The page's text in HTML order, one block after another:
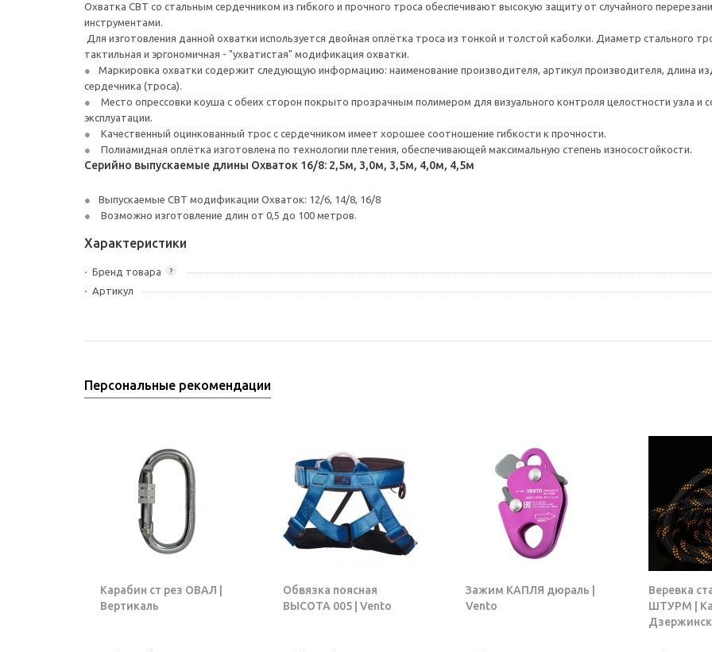
Охватка СВТ со стальным сердечником из гибкого и прочного троса обеспечивают высокую защиту от случайного
инструментами.
Для изготовления данной охватки используется двойная оплётка троса из тонкой и толстой каболки. Диаметр стального
тактильная и эргономичная - "ухватистая" модификация охватки.
Маркировка охватки содержит следующую информацию: наименование производителя, артикул производителя, длина
сердечника (троса).
Место опрессовки коуша с обеих сторон покрыто прозрачным полимером для визуального контроля целостности узла и
эксплуатации.
Качественный оцинкованный трос с сердечником имеет хорошее соотношение гибкости к прочности.
Полиамидная оплётка изготовлена по технологии плетения, обеспечивающей максимальную степень износостойкости.
Серийно выпускаемые длины Охваток 16/8: 2,5м, 3,0м, 3,5м, 4,0м, 4,5м
Выпускаемые СВТ модификации Охваток: 12/6, 14/8, 16/8
Возможно изготовление длин от 0,5 до 100 метров.
Характеристики
?
Бренд товара
Артикул
Персональные рекомендации
Карабин ст рез ОВАЛ |
Вертикаль
Обвязка поясная
ВЫСОТА 005 | Vento
Зажим КАПЛЯ дюраль |
Vento
Веревка
ШТУРМ |
Дзержинск